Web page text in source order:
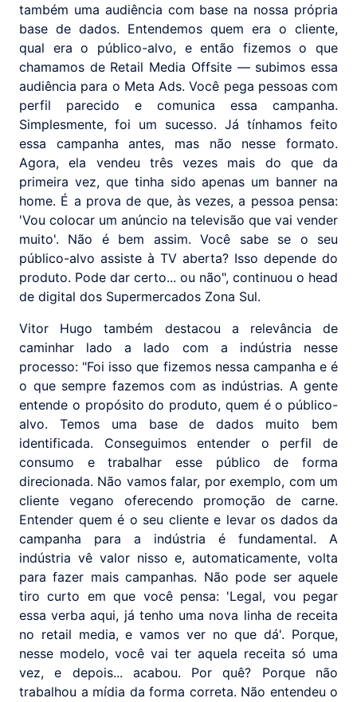
também uma audiência com base na nossa própria
base de dados. Entendemos quem era o cliente,
qual era o público-alvo, e então fizemos o que
chamamos de Retail Media Offsite — subimos essa
audiência para o Meta Ads. Você pega pessoas com
perfil parecido e comunica essa campanha.
Simplesmente, foi um sucesso. Já tínhamos feito
essa campanha antes, mas não nesse formato.
Agora, ela vendeu três vezes mais do que da
primeira vez, que tinha sido apenas um banner na
home. É a prova de que, às vezes, a pessoa pensa:
'Vou colocar um anúncio na televisão que vai vender
muito'. Não é bem assim. Você sabe se o seu
público-alvo assiste à TV aberta? Isso depende do
produto. Pode dar certo... ou não", continuou o head
de digital dos Supermercados Zona Sul.
Vitor Hugo também destacou a relevância de
caminhar lado a lado com a indústria nesse
processo: "Foi isso que fizemos nessa campanha e é
o que sempre fazemos com as indústrias. A gente
entende o propósito do produto, quem é o público-
alvo. Temos uma base de dados muito bem
identificada. Conseguimos entender o perfil de
consumo e trabalhar esse público de forma
direcionada. Não vamos falar, por exemplo, com um
cliente vegano oferecendo promoção de carne.
Entender quem é o seu cliente e levar os dados da
campanha para a indústria é fundamental. A
indústria vê valor nisso e, automaticamente, volta
para fazer mais campanhas. Não pode ser aquele
tiro curto em que você pensa: 'Legal, vou pegar
essa verba aqui, já tenho uma nova linha de receita
no retail media, e vamos ver no que dá'. Porque,
nesse modelo, você vai ter aquela receita só uma
vez, e depois... acabou. Por quê? Porque não
trabalhou a mídia da forma correta. Não entendeu o